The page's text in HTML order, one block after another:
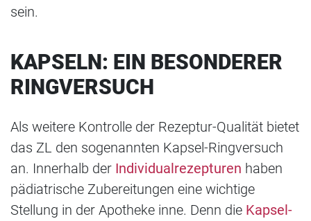
sein.
KAPSELN: EIN BESONDERER
RINGVERSUCH
Als weitere Kontrolle der Rezeptur-Qualität bietet
das ZL den sogenannten Kapsel-Ringversuch
an. Innerhalb der Individualrezepturen haben
pädiatrische Zubereitungen eine wichtige
Stellung in der Apotheke inne. Denn die Kapsel-